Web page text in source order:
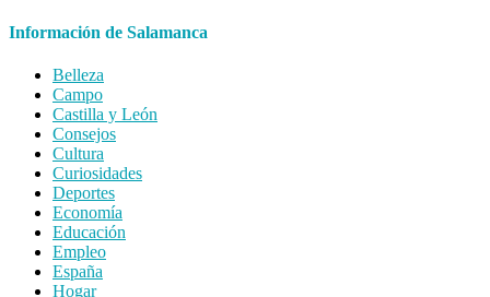
Información de Salamanca
Belleza
Campo
Castilla y León
Consejos
Cultura
Curiosidades
Deportes
Economía
Educación
Empleo
España
Hogar